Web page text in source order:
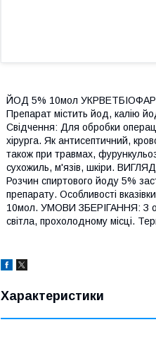
ЙОД 5% 10мол
Препарат містить йод, калію
Свідчення: Для обробки
хірурга. Як антисептичний,
також при травмах,
сухожиль, м'язів, шкіри.
Розчин спиртового йоду 5%
препарату. Особливості
10мол. УМОВИ ЗБЕРІГАННЯ: З
світла, прохолодному місці.
Характеристики